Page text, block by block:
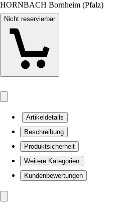
HORNBACH Bornheim (Pfalz)
Nicht reservierbar
Artikeldetails
Beschreibung
Produktsicherheit
Weitere Kategorien
Kundenbewertungen